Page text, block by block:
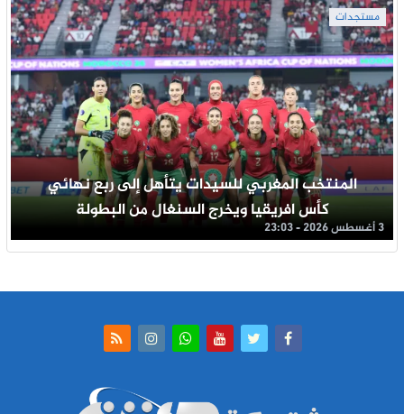
مستجدات
المنتخب المغربي للسيدات يتأهل إلى ربع نهائي
كأس افريقيا ويخرج السنغال من البطولة
3 أغسطس 2026 - 23:03